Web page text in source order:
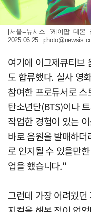
[서울=뉴시스] '케이팝 데몬
2025.06.25.
여기에 이그제큐티브
도 합류했다. 실사 영
참여한 프로듀서로
탄소년단(BTS)이나
작업한 경험이 있는
바로 음원을 발매하
로 인지될 수 있을만
업을 했습니다."
그런데 가장 어려웠